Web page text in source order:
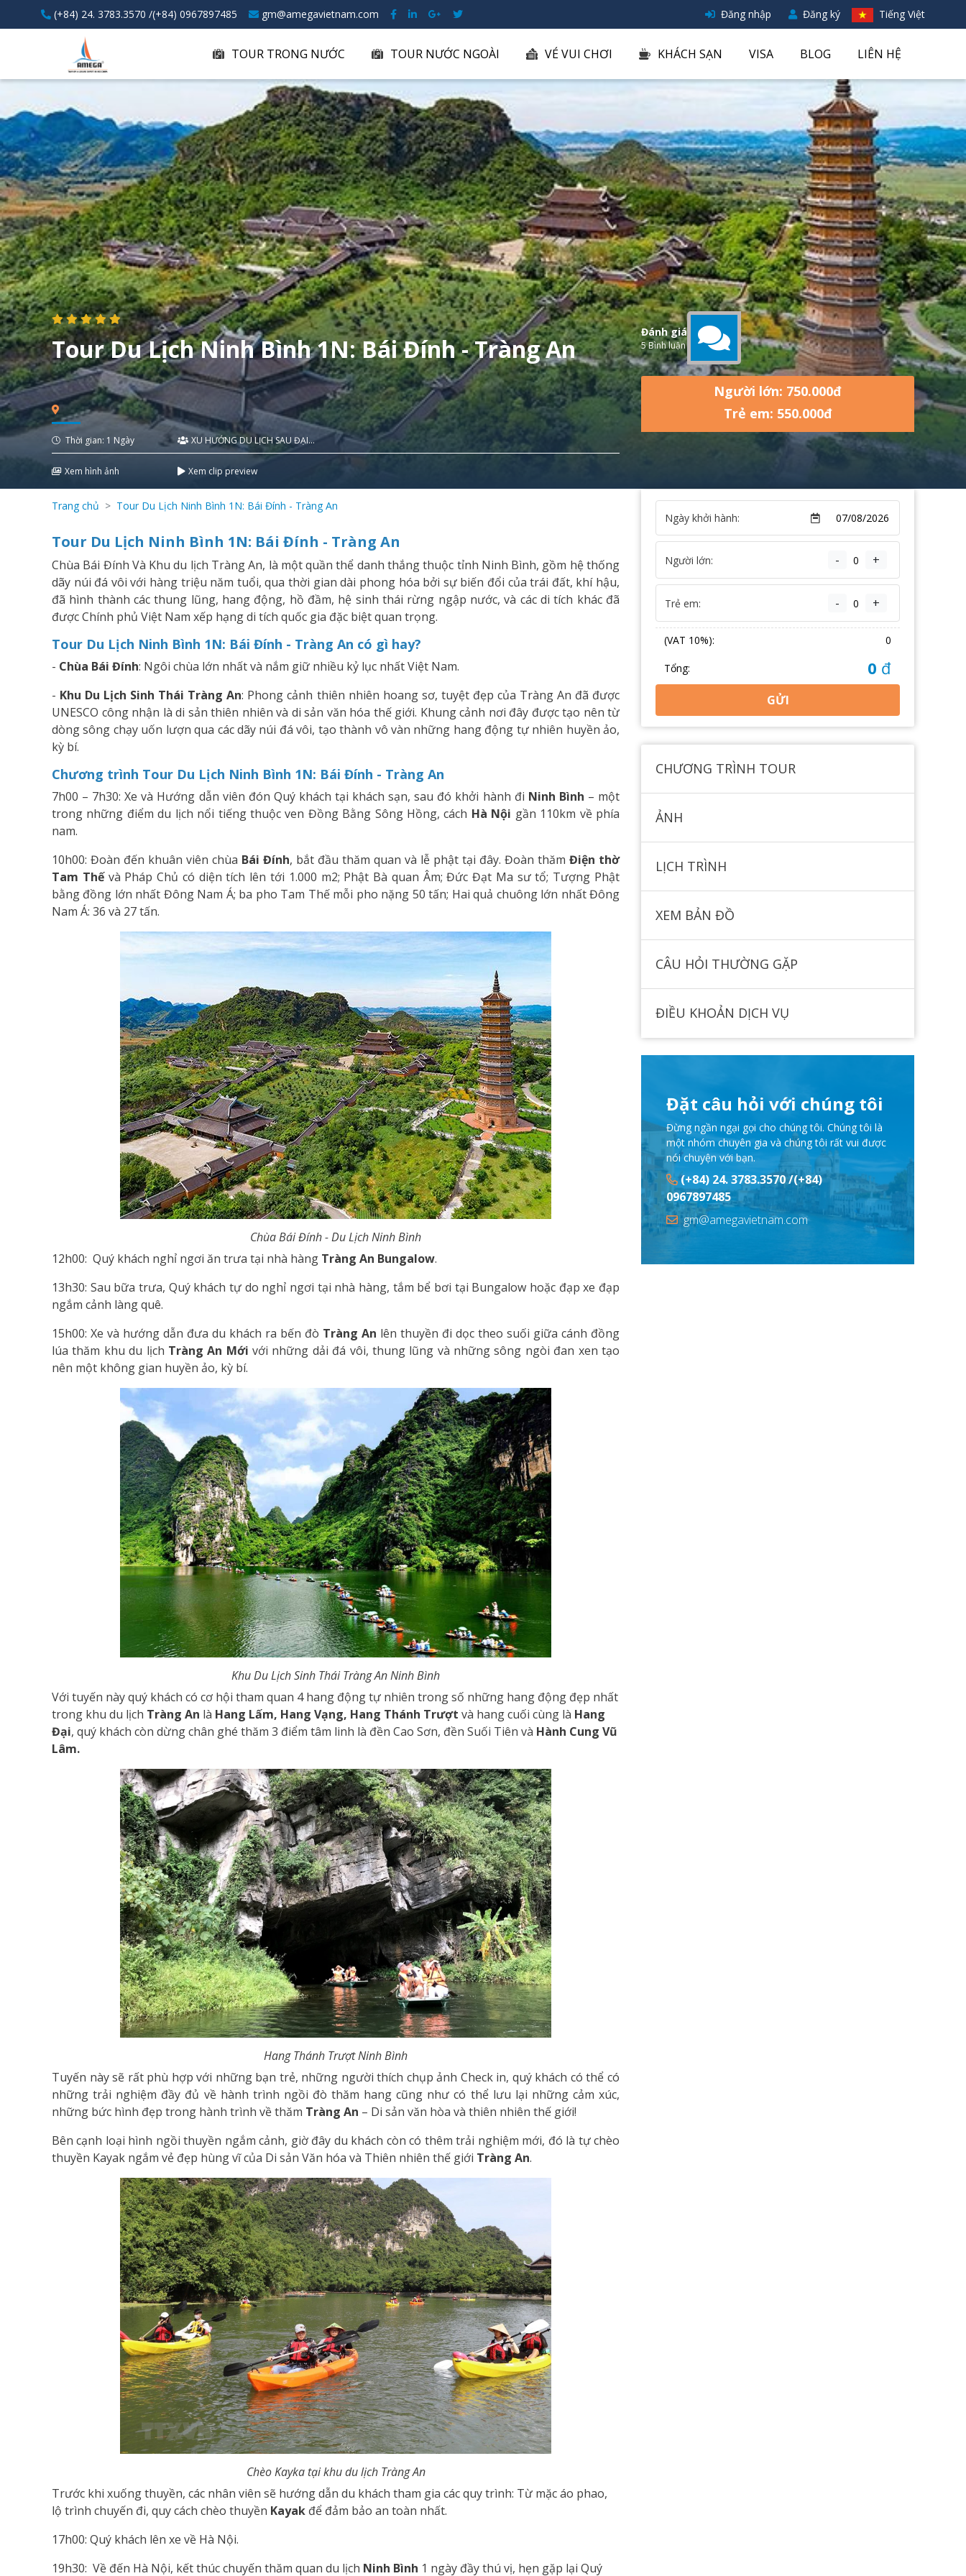
(+84) 24. 3783.3570 /(+84) 0967897485 gm@amegavietnam.com Đăng nhập Đăng ký Tiếng Việt
TOUR TRONG NƯỚC TOUR NƯỚC NGOÀI VÉ VUI CHƠI KHÁCH SẠN VISA BLOG LIÊN HỆ
Tour Du Lịch Ninh Bình 1N: Bái Đính - Tràng An
Thời gian: 1 Ngày
XU HƯỚNG DU LỊCH SAU ĐẠI
DỊCH
Xem hình ảnh
Xem clip preview
Đánh giá
5 Bình luận
Người lớn: 750.000đ
Trẻ em: 550.000đ
Trang chủ Tour Du Lịch Ninh Bình 1N: Bái Đính - Tràng An
Tour Du Lịch Ninh Bình 1N: Bái Đính - Tràng An
Chùa Bái Đính Và Khu du lịch Tràng An, là một quần thể danh thắng thuộc tỉnh Ninh Bình, gồm hệ thống
dãy núi đá vôi với hàng triệu năm tuổi, qua thời gian dài phong hóa bởi sự biến đổi của trái đất, khí hậu,
đã hình thành các thung lũng, hang động, hồ đầm, hệ sinh thái rừng ngập nước, và các di tích khác đã
được Chính phủ Việt Nam xếp hạng di tích quốc gia đặc biệt quan trọng.
Tour Du Lịch Ninh Bình 1N: Bái Đính - Tràng An có gì hay?
- Chùa Bái Đính: Ngôi chùa lớn nhất và nắm giữ nhiều kỷ lục nhất Việt Nam.
- Khu Du Lịch Sinh Thái Tràng An: Phong cảnh thiên nhiên hoang sơ, tuyệt đẹp của Tràng An đã được
UNESCO công nhận là di sản thiên nhiên và di sản văn hóa thế giới. Khung cảnh nơi đây được tạo nên từ
dòng sông chạy uốn lượn qua các dãy núi đá vôi, tạo thành vô vàn những hang động tự nhiên huyền ảo,
kỳ bí.
Chương trình Tour Du Lịch Ninh Bình 1N: Bái Đính - Tràng An
7h00 – 7h30: Xe và Hướng dẫn viên đón Quý khách tại khách sạn, sau đó khởi hành đi Ninh Bình – một
trong những điểm du lịch nổi tiếng thuộc ven Đồng Bằng Sông Hồng, cách Hà Nội gần 110km về phía
nam.
10h00: Đoàn đến khuân viên chùa Bái Đính, bắt đầu thăm quan và lễ phật tại đây. Đoàn thăm Điện thờ
Tam Thếvà Pháp Chủ có diện tích lên tới 1.000 m2; Phật Bà quan Âm; Đức Đạt Ma sư tổ; Tượng Phật
bằng đồng lớn nhất Đông Nam Á; ba pho Tam Thế mỗi pho nặng 50 tấn; Hai quả chuông lớn nhất Đông
Nam Á: 36 và 27 tấn.
Chùa Bái Đính - Du Lịch Ninh Bình
12h00: Quý khách nghỉ ngơi ăn trưa tại nhà hàng Tràng An Bungalow.
13h30: Sau bữa trưa, Quý khách tự do nghỉ ngơi tại nhà hàng, tắm bể bơi tại Bungalow hoặc đạp xe đạp
ngắm cảnh làng quê.
15h00: Xe và hướng dẫn đưa du khách ra bến đò Tràng An lên thuyền đi dọc theo suối giữa cánh đồng
lúa thăm khu du lịch Tràng An Mớivới những dải đá vôi, thung lũng và những sông ngòi đan xen tạo
nên một không gian huyền ảo, kỳ bí.
Khu Du Lịch Sinh Thái Tràng An Ninh Bình
Với tuyến này quý khách có cơ hội tham quan 4 hang động tự nhiên trong số những hang động đẹp nhất
trong khu du lịch Tràng An là Hang Lấm, Hang Vạng, Hang Thánh Trượt và hang cuối cùng là Hang
Đại, quý khách còn dừng chân ghé thăm 3 điểm tâm linh là đền Cao Sơn, đền Suối Tiên và Hành Cung Vũ
Lâm.
Hang Thánh Trượt Ninh Bình
Tuyến này sẽ rất phù hợp với những bạn trẻ, những người thích chụp ảnh Check in, quý khách có thể có
những trải nghiệm đầy đủ về hành trình ngồi đò thăm hang cũng như có thể lưu lại những cảm xúc,
những bức hình đẹp trong hành trình về thăm Tràng An – Di sản văn hòa và thiên nhiên thế giới!
Bên cạnh loại hình ngồi thuyền ngắm cảnh, giờ đây du khách còn có thêm trải nghiệm mới, đó là tự chèo
thuyền Kayak ngắm vẻ đẹp hùng vĩ của Di sản Văn hóa và Thiên nhiên thế giới Tràng An.
Chèo Kayka tại khu du lịch Tràng An
Trước khi xuống thuyền, các nhân viên sẽ hướng dẫn du khách tham gia các quy trình: Từ mặc áo phao,
lộ trình chuyến đi, quy cách chèo thuyền Kayak để đảm bảo an toàn nhất.
17h00: Quý khách lên xe về Hà Nội.
19h30: Về đến Hà Nội, kết thúc chuyến thăm quan du lịch Ninh Bình 1 ngày đầy thú vị, hẹn gặp lại Quý
Ngày khởi hành:
Người lớn: - +
Trẻ em: - +
(VAT 10%): 0
Tổng: 0 đ
GỬI
CHƯƠNG TRÌNH TOUR
ẢNH
LỊCH TRÌNH
XEM BẢN ĐỒ
CÂU HỎI THƯỜNG GẶP
ĐIỀU KHOẢN DỊCH VỤ
Đặt câu hỏi với chúng tôi
Đừng ngần ngại gọi cho chúng tôi. Chúng tôi là
một nhóm chuyên gia và chúng tôi rất vui được
nói chuyện với bạn.
(+84) 24. 3783.3570 /(+84)
0967897485
gm@amegavietnam.com